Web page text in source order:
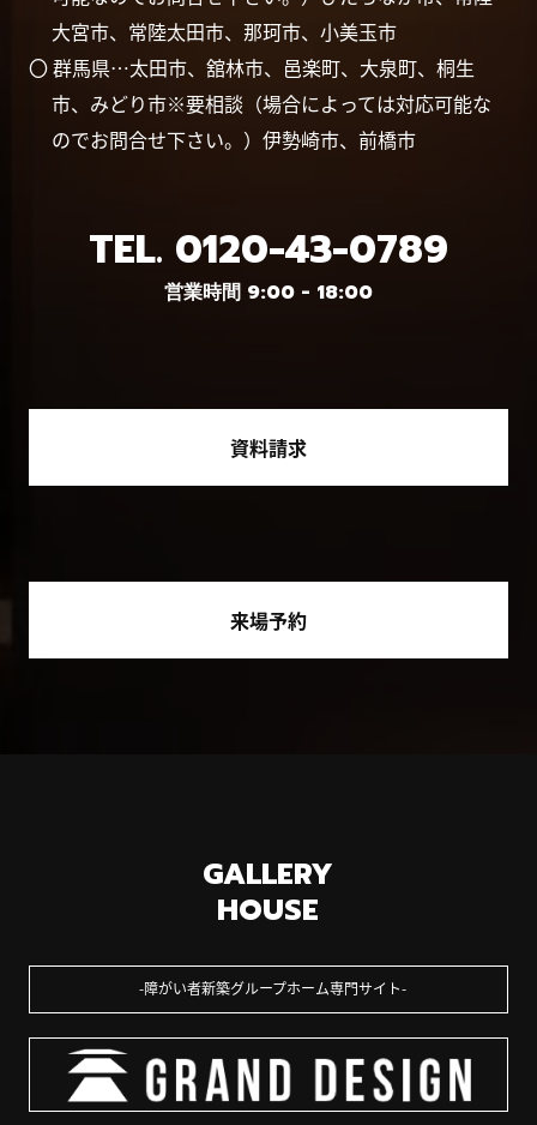
大宮市、常陸太田市、那珂市、小美玉市
〇 群馬県…太田市、舘林市、邑楽町、大泉町、桐生
市、みどり市※要相談（場合によっては対応可能な
のでお問合せ下さい。）伊勢崎市、前橋市
TEL. 0120-43-0789
営業時間 9:00 - 18:00
資料請求
来場予約
GALLERY
HOUSE
障がい者新築グループホーム専門サイト